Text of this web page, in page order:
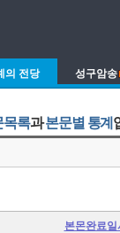
의 전당 성구암송
목록과본문별 통계
본몬완료일